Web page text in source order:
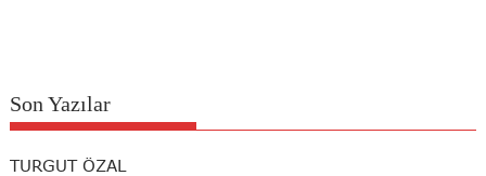
Son Yazılar
TURGUT ÖZAL